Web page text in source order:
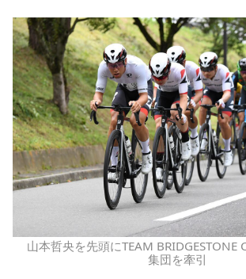
山本哲央を先頭にTEAM BRIDGESTONE
集団を牽引